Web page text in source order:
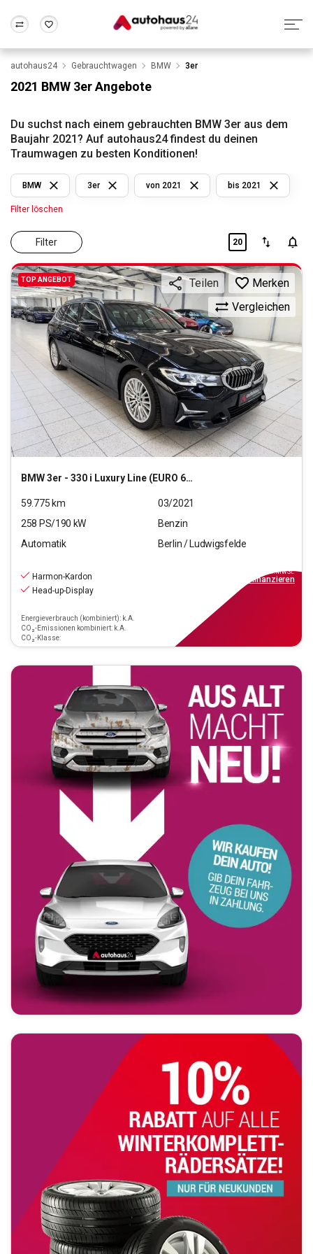
Wir bewerten dein Auto
Alle Fragen & Antworten
Rund um die Inzahlungnahme
Frankfurt Wuppertal
autohaus24 Gebrauchtwagen BMW 3er
2021 BMW 3er Angebote
Du suchst nach einem gebrauchten BMW 3er aus dem
Baujahr 2021? Auf autohaus24 findest du deinen
Traumwagen zu besten Konditionen!
Filter
BMW 3er von 2021 bis 2021
Filter löschen
20
TOP ANGEBOT
BMW3er - 330 i Luxury Line (EURO 6d)(OPF)
Vergleichen
Teilen Merken
59.775 km
03/2021
258 PS/190 kW
Benzin
Automatik
Berlin / Ludwigsfelde
Harmon-Kardon
Head-up-Display
Energieverbrauch (kombiniert): k.A.
CO₂-Emissionen kombiniert: k.A.
CO₂-Klasse:
inkl.MwSt.
finanzieren